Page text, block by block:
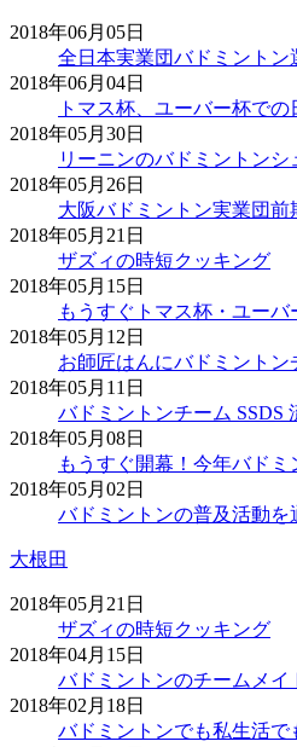
2018年06月05日
全日本実業団バドミントン
2018年06月04日
トマス杯、ユーバー杯で
2018年05月30日
リーニンのバドミントンシ
2018年05月26日
大阪バドミントン実業団前
2018年05月21日
ザズィの時短クッキング
2018年05月15日
もうすぐトマス杯・ユーバ
2018年05月12日
お師匠はんにバドミントン
2018年05月11日
バドミントンチーム SSDS
2018年05月08日
もうすぐ開幕！今年バド
2018年05月02日
バドミントンの普及活動を
大根田
2018年05月21日
ザズィの時短クッキング
2018年04月15日
バドミントンのチームメイ
2018年02月18日
バドミントンでも私生活